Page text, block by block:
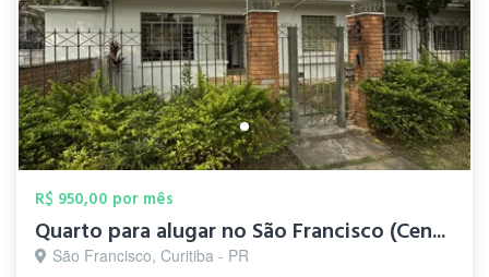
R$ 950,00 por mês
Quarto para alugar no São Francisco (Cen...
São Francisco, Curitiba - PR